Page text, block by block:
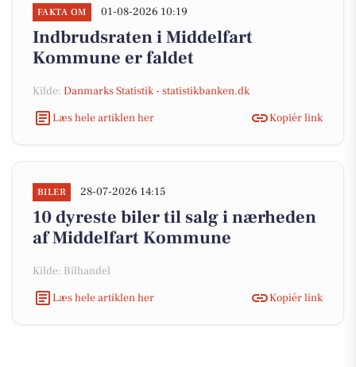
FAKTA OM 01-08-2026 10:19
Indbrudsraten i Middelfart
Kommune er faldet
Kilde: Danmarks Statistik - statistikbanken.dk
Læs hele artiklen her
Kopiér link
BILER 28-07-2026 14:15
10 dyreste biler til salg i nærheden
af Middelfart Kommune
Kilde: Bilhandel
Læs hele artiklen her
Kopiér link